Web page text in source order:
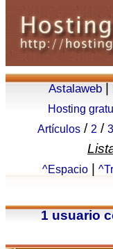
Astalaweb
Hosting
Artículos / 2 / 3
^Espacio
1 usuario